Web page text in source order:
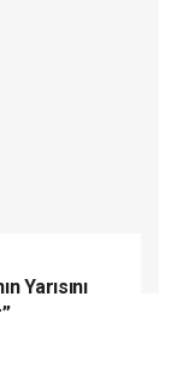
Yarısını